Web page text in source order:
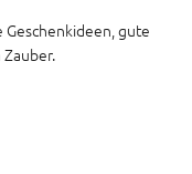
Geschenkideen, gute